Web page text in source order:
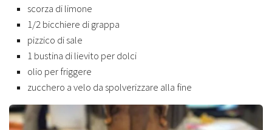
scorza di limone
1/2 bicchiere di grappa
pizzico di sale
1 bustina di lievito per dolci
olio per friggere
zucchero a velo da spolverizzare alla fine